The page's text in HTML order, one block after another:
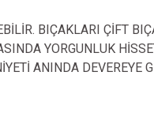
BIÇAKLARI ÇİFT
YORGUNLUK
ANINDA DEVEREYE